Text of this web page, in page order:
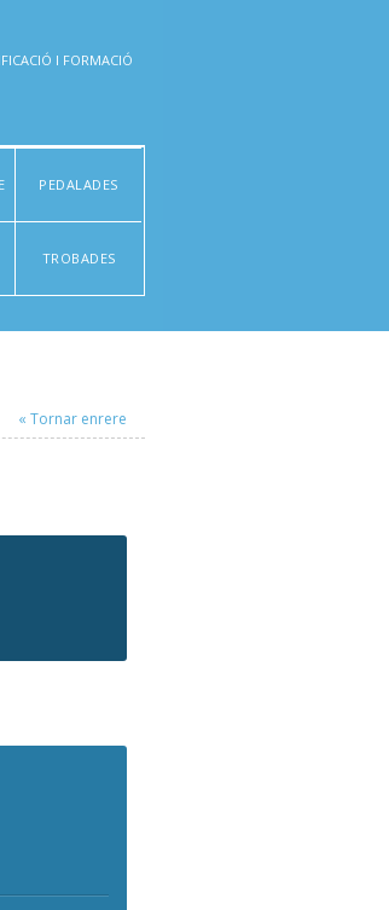
I FORMACIÓ
PEDALADES
TROBADES
« Tornar enrere